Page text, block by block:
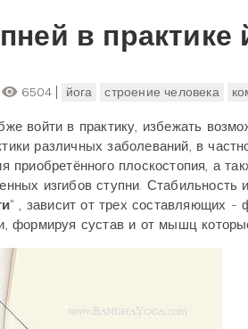
в практике
6504 йога строение человека
войти в практику, избежать
различных заболеваний, в
приобретённого плоскостопия, а
изгибов ступни.
" , зависит от трех составляющих -
формируя сустав и от мышц